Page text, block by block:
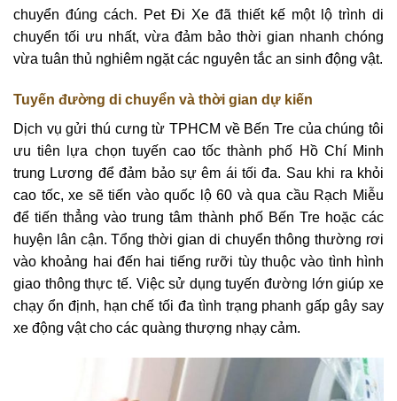
chuyển đúng cách. Pet Đi Xe đã thiết kế một lộ trình di
chuyển tối ưu nhất, vừa đảm bảo thời gian nhanh chóng
vừa tuân thủ nghiêm ngặt các nguyên tắc an sinh động vật.
Tuyến đường di chuyển và thời gian dự kiến
Dịch vụ gửi thú cưng từ TPHCM về Bến Tre của chúng tôi
ưu tiên lựa chọn tuyến cao tốc thành phố Hồ Chí Minh
trung Lương để đảm bảo sự êm ái tối đa. Sau khi ra khỏi
cao tốc, xe sẽ tiến vào quốc lộ 60 và qua cầu Rạch Miễu
để tiến thẳng vào trung tâm thành phố Bến Tre hoặc các
huyện lân cận. Tổng thời gian di chuyển thông thường rơi
vào khoảng hai đến hai tiếng rưỡi tùy thuộc vào tình hình
giao thông thực tế. Việc sử dụng tuyến đường lớn giúp xe
chạy ổn định, hạn chế tối đa tình trạng phanh gấp gây say
xe động vật cho các quàng thượng nhạy cảm.